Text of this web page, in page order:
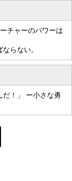
チャーのパワーは
らない。
だ！」 ー小さな勇